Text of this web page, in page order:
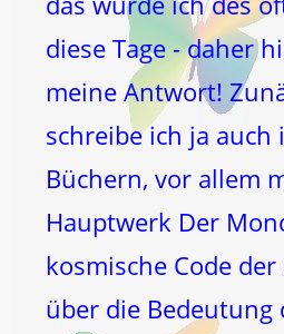
diese Tage - daher
meine Antwort!
schreibe ich ja auch
Büchern, vor allem
Hauptwerk Der
kosmische Code
über die Bedeutung